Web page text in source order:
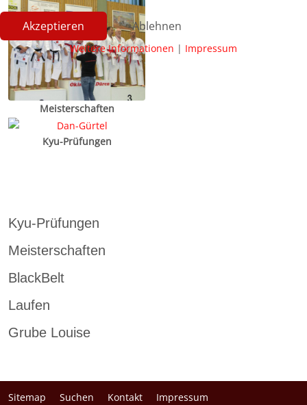
Meisterschaften
Kyu-Prüfungen
Kyu-Prüfungen
Meisterschaften
BlackBelt
Laufen
Grube Louise
Sitemap Suchen Kontakt Impressum
Akzeptieren Ablehnen
Weitere Informationen | Impressum